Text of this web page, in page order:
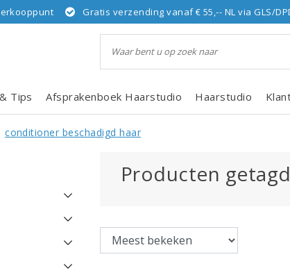
Gratis verzending vanaf € 55,-- NL via GLS/
Tips Afsprakenboek Haarstudio Haarstudio
conditioner beschadigd haar
Producten